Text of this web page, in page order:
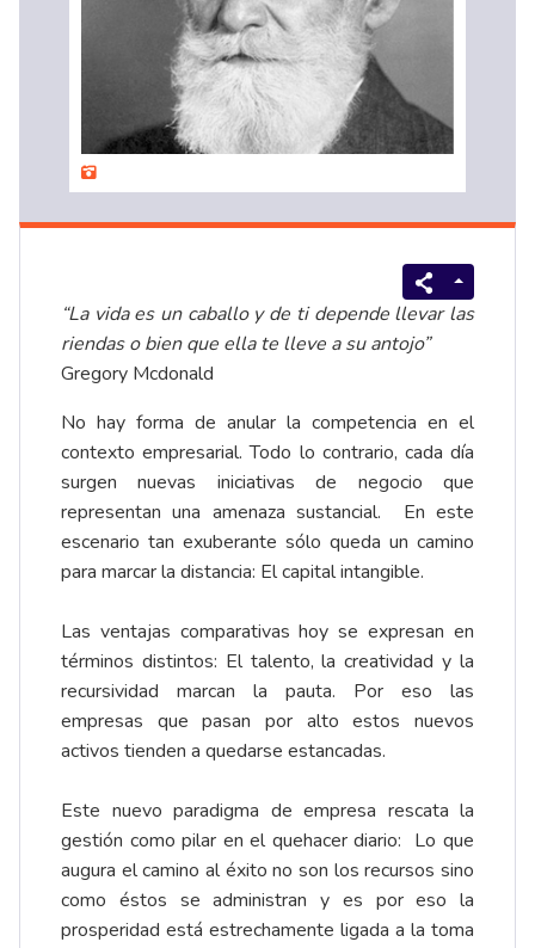
“La vida es un caballo y de ti depende llevar las
riendas o bien que ella te lleve a su antojo”
Gregory Mcdonald
No hay forma de anular la competencia en el
contexto empresarial. Todo lo contrario, cada día
surgen nuevas iniciativas de negocio que
representan una amenaza sustancial. En este
escenario tan exuberante sólo queda un camino
para marcar la distancia: El capital intangible.
Las ventajas comparativas hoy se expresan en
términos distintos: El talento, la creatividad y la
recursividad marcan la pauta. Por eso las
empresas que pasan por alto estos nuevos
activos tienden a quedarse estancadas.
Este nuevo paradigma de empresa rescata la
gestión como pilar en el quehacer diario: Lo que
augura el camino al éxito no son los recursos sino
como éstos se administran y es por eso la
prosperidad está estrechamente ligada a la toma